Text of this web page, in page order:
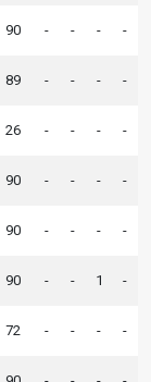
90 - - - -
89 - - - -
26 - - - -
90 - - - -
90 - - - -
90 - - 1 -
72 - - - -